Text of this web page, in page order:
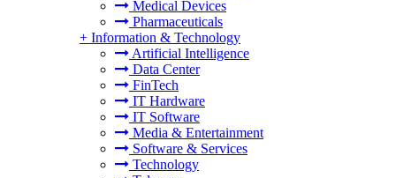
Medical Devices
Pharmaceuticals
+ Information & Technology
Artificial Intelligence
Data Center
FinTech
IT Hardware
IT Software
Media & Entertainment
Software & Services
Technology